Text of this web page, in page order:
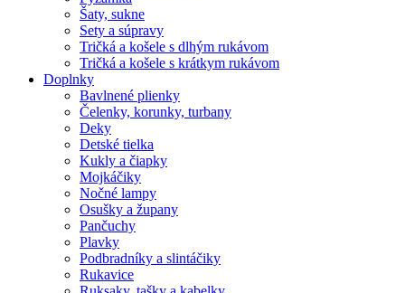
Šaty, sukne
Sety a súpravy
Tričká a košele s dlhým rukávom
Tričká a košele s krátkym rukávom
Doplnky
Bavlnené plienky
Čelenky, korunky, turbany
Deky
Detské tielka
Kukly a čiapky
Mojkáčiky
Nočné lampy
Osušky a župany
Pančuchy
Plavky
Podbradníky a slintáčiky
Rukavice